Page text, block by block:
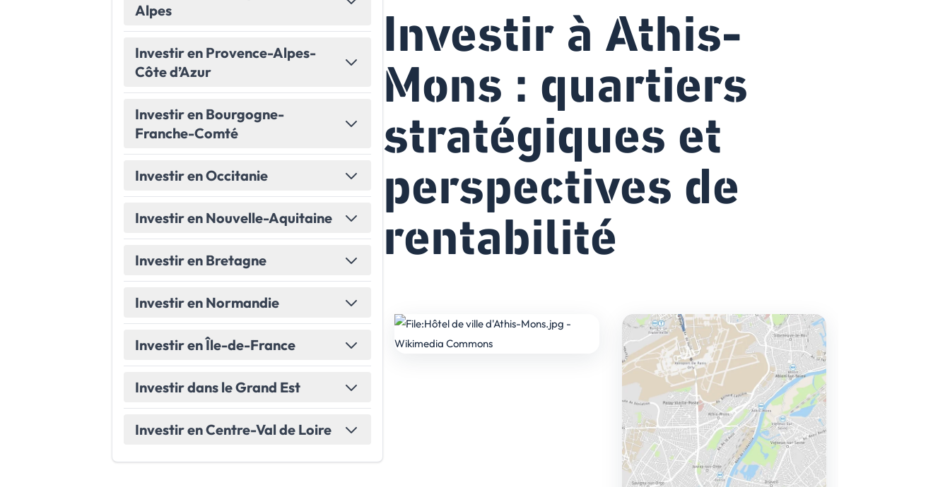
Toutes les villes→
Amérique du Nord
Alpes
Investir en Provence-Alpes-
Côte d’Azur
Investir en Bourgogne-
Franche-Comté
Investir en Occitanie
Investir en Nouvelle-Aquitaine
Investir en Bretagne
Investir en Normandie
Investir en Île-de-France
Investir dans le Grand Est
Investir en Centre-Val de Loire
Investir à Athis-
Mons : quartiers
stratégiques et
perspectives de
rentabilité